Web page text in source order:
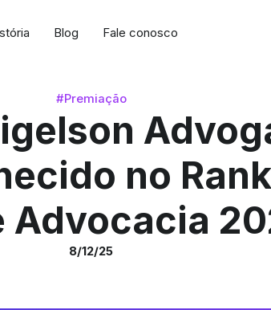
Blog Fale conosco
#Premiação
no
Advocacia
8/12/25